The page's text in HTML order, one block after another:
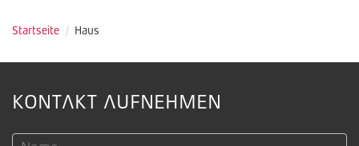
Startseite / Haus
KONTAKT AUFNEHMEN